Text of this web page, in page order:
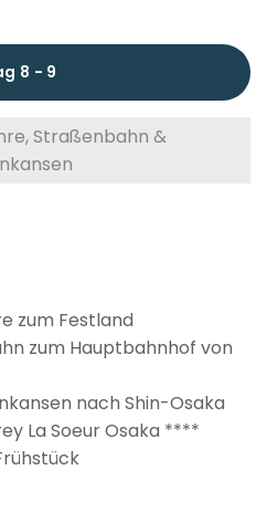
8 - 9
Straßenbahn &
zum Festland
zum Hauptbahnhof von
nach Shin-Osaka
La Soeur Osaka ****